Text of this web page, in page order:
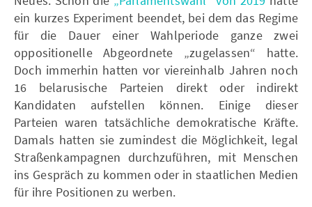
ein kurzes Experiment beendet, bei dem das Regime
für die Dauer einer Wahlperiode ganze zwei
oppositionelle Abgeordnete „zugelassen“ hatte.
Doch immerhin hatten vor viereinhalb Jahren noch
16 belarusische Parteien direkt oder indirekt
Kandidaten aufstellen können. Einige dieser
Parteien waren tatsächliche demokratische Kräfte.
Damals hatten sie zumindest die Möglichkeit, legal
Straßenkampagnen durchzuführen, mit Menschen
ins Gespräch zu kommen oder in staatlichen Medien
für ihre Positionen zu werben.